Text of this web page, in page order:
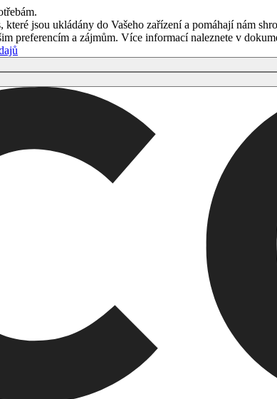
které jsou ukládány do Vašeho zařízení a pomáhají nám
preferencím a zájmům. Více informací naleznete v